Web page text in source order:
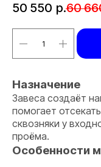
50 550 р.60
Назначение
Завеса создаёт
помогает
сквозняки у
проёма.
Особенности